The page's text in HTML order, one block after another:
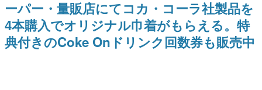
画です。
日本モバイルゲーム産業史
日本のモバイルゲーム史における主要なトピック・タイト
ルを網羅するほか、開発者へのインタビューや識者による
解説を掲載。約20年の歴史が一望できる決定版！
ーパー・量販店にてコカ・コーラ社製品を
4本購入でオリジナル巾着がもらえる。特
典付きのCoke Onドリンク回数券も販売中